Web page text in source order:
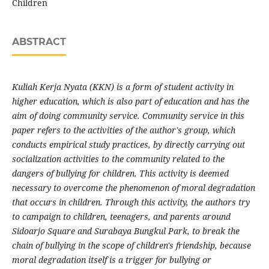
Children
ABSTRACT
Kuliah Kerja Nyata (KKN) is a form of student activity in
higher education, which is also part of education and has the
aim of doing community service. Community service in this
paper refers to the activities of the author's group, which
conducts empirical study practices, by directly carrying out
socialization activities to the community related to the
dangers of bullying for children. This activity is deemed
necessary to overcome the phenomenon of moral degradation
that occurs in children. Through this activity, the authors try
to campaign to children, teenagers, and parents around
Sidoarjo Square and Surabaya Bungkul Park, to break the
chain of bullying in the scope of children's friendship, because
moral degradation itself is a trigger for bullying or